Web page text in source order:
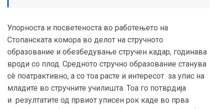
Упорноста и посветеноста во работењето на
Стопанската комора во делот на стручното
образование и обезбедување стручен кадар, годинава
вроди со плод. Средното стручно образование станува
сè поатрактивно, а со тоа расте и интересот за упис на
младите во стручните училишта. Тоа го потврдија
и резултатите од првиот уписен рок каде во прва